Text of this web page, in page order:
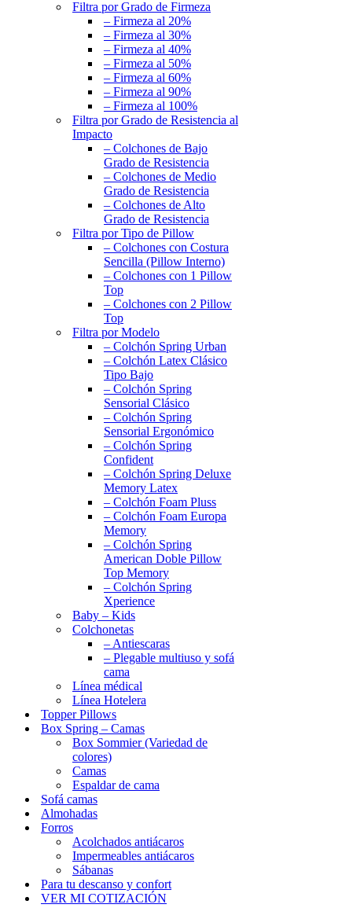
Filtra por Grado de Firmeza
– Firmeza al 20%
– Firmeza al 30%
– Firmeza al 40%
– Firmeza al 50%
– Firmeza al 60%
– Firmeza al 90%
– Firmeza al 100%
Filtra por Grado de Resistencia al
Impacto
– Colchones de Bajo
Grado de Resistencia
– Colchones de Medio
Grado de Resistencia
– Colchones de Alto
Grado de Resistencia
Filtra por Tipo de Pillow
– Colchones con Costura
Sencilla (Pillow Interno)
– Colchones con 1 Pillow
Top
– Colchones con 2 Pillow
Top
Filtra por Modelo
– Colchón Spring Urban
– Colchón Latex Clásico
Tipo Bajo
– Colchón Spring
Sensorial Clásico
– Colchón Spring
Sensorial Ergonómico
– Colchón Spring
Confident
– Colchón Spring Deluxe
Memory Latex
– Colchón Foam Pluss
– Colchón Foam Europa
Memory
– Colchón Spring
American Doble Pillow
Top Memory
– Colchón Spring
Xperience
Baby – Kids
Colchonetas
– Antiescaras
– Plegable multiuso y sofá
cama
Línea médical
Línea Hotelera
Topper Pillows
Box Spring – Camas
Box Sommier (Variedad de
colores)
Camas
Espaldar de cama
Sofá camas
Almohadas
Forros
Acolchados antiácaros
Impermeables antiácaros
Sábanas
Para tu descanso y confort
VER MI COTIZACIÓN